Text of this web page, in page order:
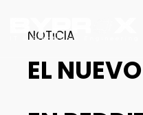
NOTICIA
EL